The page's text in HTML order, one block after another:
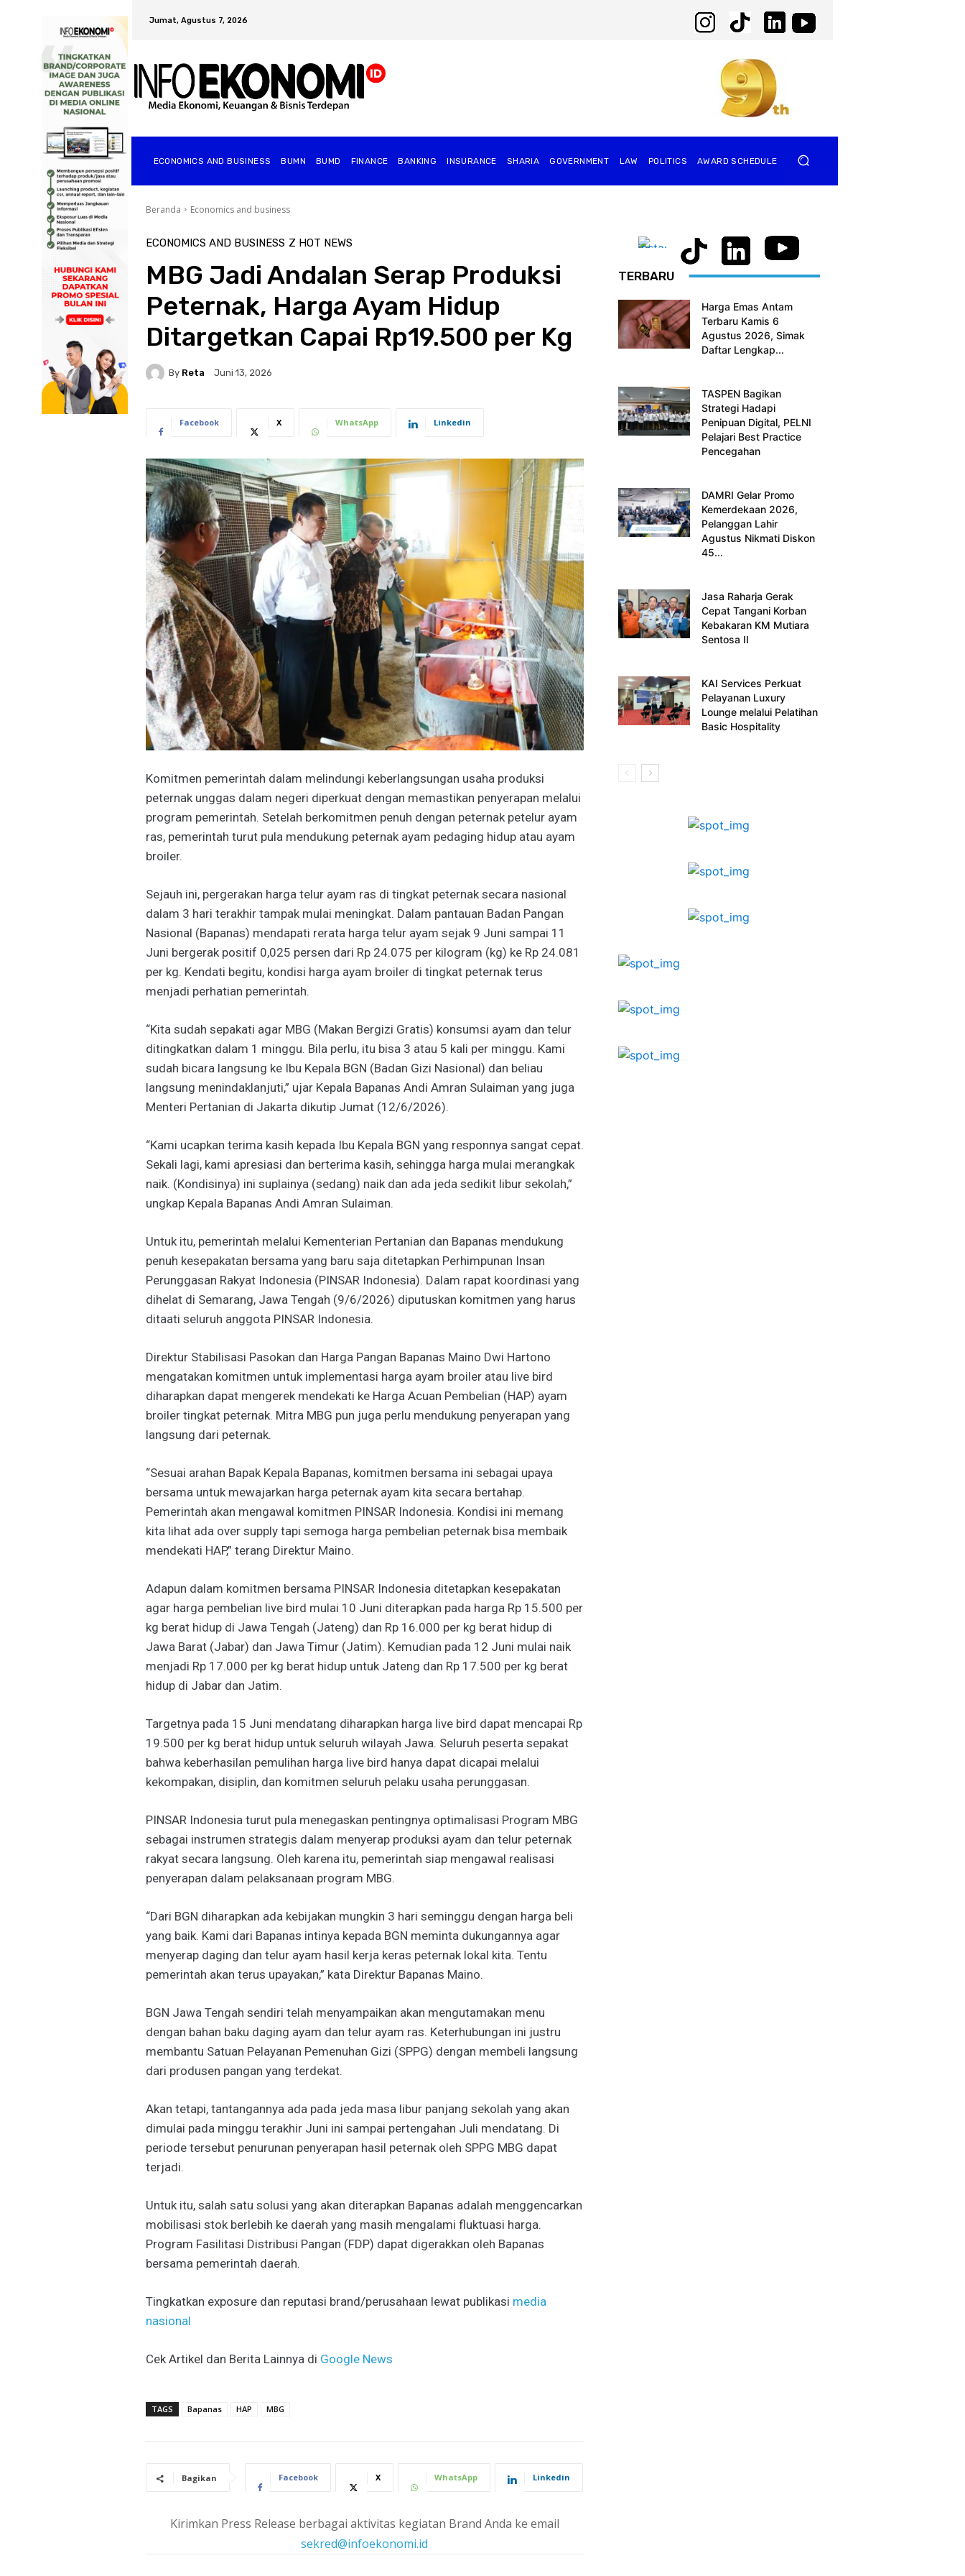
Jumat, Agustus 7, 2026
ECONOMICS AND BUSINESS BUMN BUMD FINANCE BANKING INSURANCE SHARIA GOVERNMENT ⁠LAW POLITICS AWARD SCHEDULE
Beranda Economics and business
ECONOMICS AND BUSINESS Z HOT NEWS
MBG Jadi Andalan Serap Produksi
Peternak, Harga Ayam Hidup
Ditargetkan Capai Rp19.500 per Kg
By Reta Juni 13, 2026
Facebook X WhatsApp Linkedin
Komitmen pemerintah dalam melindungi keberlangsungan usaha produksi
peternak unggas dalam negeri diperkuat dengan memastikan penyerapan melalui
program pemerintah. Setelah berkomitmen penuh dengan peternak petelur ayam
ras, pemerintah turut pula mendukung peternak ayam pedaging hidup atau ayam
broiler.
Sejauh ini, pergerakan harga telur ayam ras di tingkat peternak secara nasional
dalam 3 hari terakhir tampak mulai meningkat. Dalam pantauan Badan Pangan
Nasional (Bapanas) mendapati rerata harga telur ayam sejak 9 Juni sampai 11
Juni bergerak positif 0,025 persen dari Rp 24.075 per kilogram (kg) ke Rp 24.081
per kg. Kendati begitu, kondisi harga ayam broiler di tingkat peternak terus
menjadi perhatian pemerintah.
“Kita sudah sepakati agar MBG (Makan Bergizi Gratis) konsumsi ayam dan telur
ditingkatkan dalam 1 minggu. Bila perlu, itu bisa 3 atau 5 kali per minggu. Kami
sudah bicara langsung ke Ibu Kepala BGN (Badan Gizi Nasional) dan beliau
langsung menindaklanjuti,” ujar Kepala Bapanas Andi Amran Sulaiman yang juga
Menteri Pertanian di Jakarta dikutip Jumat (12/6/2026).
“Kami ucapkan terima kasih kepada Ibu Kepala BGN yang responnya sangat cepat.
Sekali lagi, kami apresiasi dan berterima kasih, sehingga harga mulai merangkak
naik. (Kondisinya) ini suplainya (sedang) naik dan ada jeda sedikit libur sekolah,”
ungkap Kepala Bapanas Andi Amran Sulaiman.
Untuk itu, pemerintah melalui Kementerian Pertanian dan Bapanas mendukung
penuh kesepakatan bersama yang baru saja ditetapkan Perhimpunan Insan
Perunggasan Rakyat Indonesia (PINSAR Indonesia). Dalam rapat koordinasi yang
dihelat di Semarang, Jawa Tengah (9/6/2026) diputuskan komitmen yang harus
ditaati seluruh anggota PINSAR Indonesia.
Direktur Stabilisasi Pasokan dan Harga Pangan Bapanas Maino Dwi Hartono
mengatakan komitmen untuk implementasi harga ayam broiler atau live bird
diharapkan dapat mengerek mendekati ke Harga Acuan Pembelian (HAP) ayam
broiler tingkat peternak. Mitra MBG pun juga perlu mendukung penyerapan yang
langsung dari peternak.
“Sesuai arahan Bapak Kepala Bapanas, komitmen bersama ini sebagai upaya
bersama untuk mewajarkan harga peternak ayam kita secara bertahap.
Pemerintah akan mengawal komitmen PINSAR Indonesia. Kondisi ini memang
kita lihat ada over supply tapi semoga harga pembelian peternak bisa membaik
mendekati HAP,” terang Direktur Maino.
Adapun dalam komitmen bersama PINSAR Indonesia ditetapkan kesepakatan
agar harga pembelian live bird mulai 10 Juni diterapkan pada harga Rp 15.500 per
kg berat hidup di Jawa Tengah (Jateng) dan Rp 16.000 per kg berat hidup di
Jawa Barat (Jabar) dan Jawa Timur (Jatim). Kemudian pada 12 Juni mulai naik
menjadi Rp 17.000 per kg berat hidup untuk Jateng dan Rp 17.500 per kg berat
hidup di Jabar dan Jatim.
Targetnya pada 15 Juni mendatang diharapkan harga live bird dapat mencapai Rp
19.500 per kg berat hidup untuk seluruh wilayah Jawa. Seluruh peserta sepakat
bahwa keberhasilan pemulihan harga live bird hanya dapat dicapai melalui
kekompakan, disiplin, dan komitmen seluruh pelaku usaha perunggasan.
PINSAR Indonesia turut pula menegaskan pentingnya optimalisasi Program MBG
sebagai instrumen strategis dalam menyerap produksi ayam dan telur peternak
rakyat secara langsung. Oleh karena itu, pemerintah siap mengawal realisasi
penyerapan dalam pelaksanaan program MBG.
“Dari BGN diharapkan ada kebijakan mungkin 3 hari seminggu dengan harga beli
yang baik. Kami dari Bapanas intinya kepada BGN meminta dukungannya agar
menyerap daging dan telur ayam hasil kerja keras peternak lokal kita. Tentu
pemerintah akan terus upayakan,” kata Direktur Bapanas Maino.
BGN Jawa Tengah sendiri telah menyampaikan akan mengutamakan menu
dengan bahan baku daging ayam dan telur ayam ras. Keterhubungan ini justru
membantu Satuan Pelayanan Pemenuhan Gizi (SPPG) dengan membeli langsung
dari produsen pangan yang terdekat.
Akan tetapi, tantangannya ada pada jeda masa libur panjang sekolah yang akan
dimulai pada minggu terakhir Juni ini sampai pertengahan Juli mendatang. Di
periode tersebut penurunan penyerapan hasil peternak oleh SPPG MBG dapat
terjadi.
Untuk itu, salah satu solusi yang akan diterapkan Bapanas adalah menggencarkan
mobilisasi stok berlebih ke daerah yang masih mengalami fluktuasi harga.
Program Fasilitasi Distribusi Pangan (FDP) dapat digerakkan oleh Bapanas
bersama pemerintah daerah.
Tingkatkan exposure dan reputasi brand/perusahaan lewat publikasi media
nasional
Cek Artikel dan Berita Lainnya di Google News
TAGS Bapanas HAP MBG
Bagikan Facebook X WhatsApp Linkedin
Kirimkan Press Release berbagai aktivitas kegiatan Brand Anda ke email
sekred@infoekonomi.id
TERBARU
Harga Emas Antam
Terbaru Kamis 6
Agustus 2026, Simak
Daftar Lengkap...
TASPEN Bagikan
Strategi Hadapi
Penipuan Digital, PELNI
Pelajari Best Practice
Pencegahan
DAMRI Gelar Promo
Kemerdekaan 2026,
Pelanggan Lahir
Agustus Nikmati Diskon
45...
Jasa Raharja Gerak
Cepat Tangani Korban
Kebakaran KM Mutiara
Sentosa II
KAI Services Perkuat
Pelayanan Luxury
Lounge melalui Pelatihan
Basic Hospitality